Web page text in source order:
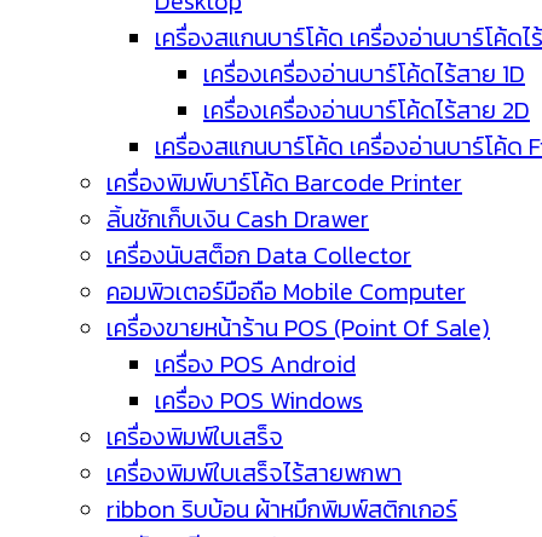
เครื่องสแกนบาร์โค้ด เครื่องอ่านบาร์โค้ดไ
เครื่องเครื่องอ่านบาร์โค้ดไร้สาย 1D
เครื่องเครื่องอ่านบาร์โค้ดไร้สาย 2D
เครื่องสแกนบาร์โค้ด เครื่องอ่านบาร์โค้ด
เครื่องพิมพ์บาร์โค้ด Barcode Printer
ลิ้นชักเก็บเงิน Cash Drawer
เครื่องนับสต็อก Data Collector
คอมพิวเตอร์มือถือ Mobile Computer
เครื่องขายหน้าร้าน POS (Point Of Sale)
เครื่อง POS Android
เครื่อง POS Windows
เครื่องพิมพ์ใบเสร็จ
เครื่องพิมพ์ใบเสร็จไร้สายพกพา
ribbon ริบบ้อน ผ้าหมึกพิมพ์สติกเกอร์